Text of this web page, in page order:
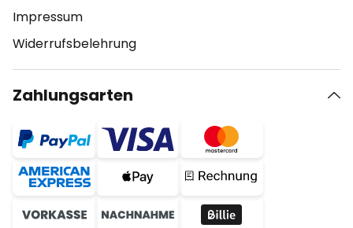
Impressum
Widerrufsbelehrung
Zahlungsarten